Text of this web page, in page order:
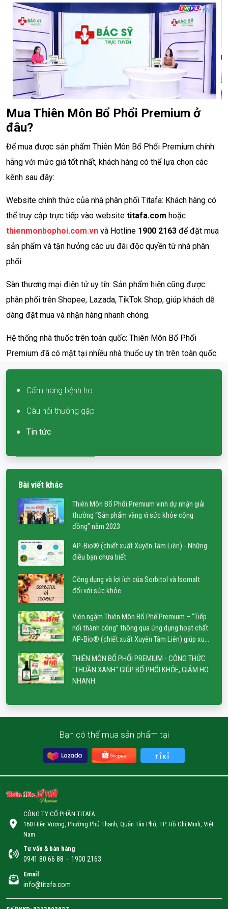
Mua Thiên Môn Bổ Phổi Premium ở
đâu?
Để mua được sản phẩm Thiên Môn Bổ Phổi Premium chính
hãng với mức giá tốt nhất, khách hàng có thể lựa chọn các
kênh sau đây:
Website chính thức của nhà phân phối Titafa: Khách hàng có
thể truy cập trực tiếp vào website titafa.com hoặc
thienmonbophoi.com.vn và Hotline 1900 2163 để đặt mua
sản phẩm và tận hưởng các ưu đãi độc quyền từ nhà phân
phối.
Sàn thương mại điện tử uy tín: Sản phẩm hiện cũng được
phân phối trên Shopee, Lazada, TikTok Shop, giúp khách dễ
dàng đặt mua và nhận hàng nhanh chóng.
Hệ thống nhà thuốc trên toàn quốc: Thiên Môn Bổ Phổi
Premium đã có mặt tại nhiều nhà thuốc uy tín trên toàn quốc.
Cẩm nang bệnh ho
Câu hỏi thường gặp
Tin tức
Bài viết khác
Thiên Môn Bổ Phổi Premium vinh dự nhận giải
thưởng “Sản phẩm vàng vì sức khỏe cộng
đồng” năm 2023
AP-Bio® (chiết xuất Xuyên Tâm Liên) - Những
điều bạn chưa biết
Công dụng và lợi ích của Sorbitol và Isomalt
đối với sức khỏe
Viên ngậm Thiên Môn Bổ Phế Premium – “Tiếp
nối thành công” thông qua ứng dụng hoạt chất
AP-Bio® (chiết xuất Xuyên Tâm Liên) giúp xua
THIÊN MÔN BỔ PHỔI PREMIUM - CÔNG THỨC
"THUẦN XANH" GIÚP BỔ PHỔI KHỎE, GIẢM HO
NHANH
Bạn có thể mua sản phẩm tại
CÔNG TY CỔ PHẦN TITAFA
160 Hiền Vương, Phường Phú Thạnh, Quận Tân Phú, TP. Hồ Chí Minh, Việt
Nam
Tư vấn & bán hàng
0941 80 66 88 - 1900 2163
Email
info@titafa.com